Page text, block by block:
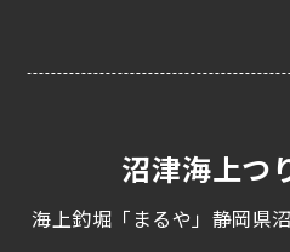
沼津海上つ
海上釣堀「まるや」静岡県